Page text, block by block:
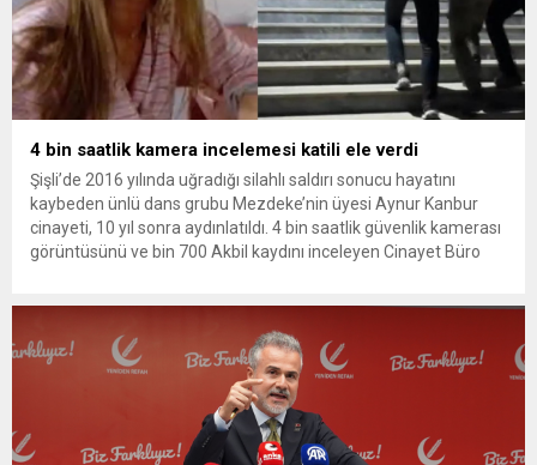
4 bin saatlik kamera incelemesi katili ele verdi
Şişli’de 2016 yılında uğradığı silahlı saldırı sonucu hayatını
kaybeden ünlü dans grubu Mezdeke’nin üyesi Aynur Kanbur
cinayeti, 10 yıl sonra aydınlatıldı. 4 bin saatlik güvenlik kamerası
görüntüsünü ve bin 700 Akbil kaydını inceleyen Cinayet Büro